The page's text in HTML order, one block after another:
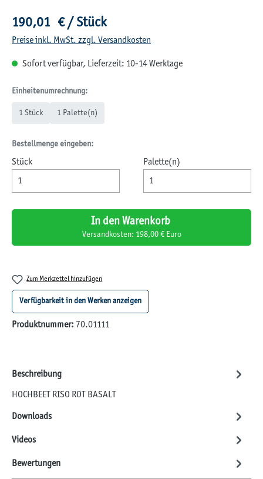
Regulärer Preis:
190,01 € / Stück
Preise inkl. MwSt. zzgl. Versandkosten
Sofort verfügbar, Lieferzeit: 10-14 Werktage
Einheitenumrechnung:
1 Stück 1 Palette(n)
Bestellmenge eingeben:
Stück Palette(n)
In den Warenkorb
Versandkosten: 198,00 € Euro
Zum Merkzettel hinzufügen
Verfügbarkeit in den Werken anzeigen
Produktnummer: 70.01111
Beschreibung
HOCHBEET RISO ROT BASALT
Downloads
Videos
Bewertungen